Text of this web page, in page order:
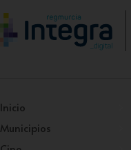
Inicio
Municipios